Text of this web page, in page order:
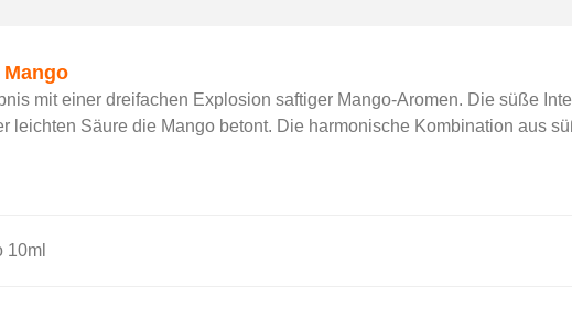
mit einer dreifachen Explosion saftiger Mango-Aromen. Die süße
leichten Säure die Mango betont. Die harmonische Kombination aus
10ml